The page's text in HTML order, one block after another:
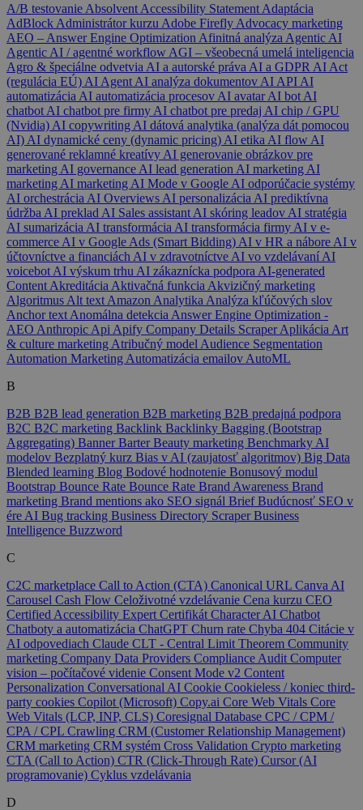
A/B testovanie Absolvent Accessibility Statement Adaptácia
AdBlock Administrátor kurzu Adobe Firefly Advocacy marketing
AEO – Answer Engine Optimization Afinitná analýza Agentic AI
Agentic AI / agentné workflow AGI – všeobecná umelá inteligencia
Agro & špeciálne odvetvia AI a autorské práva AI a GDPR AI Act
(regulácia EÚ) AI Agent AI analýza dokumentov AI API AI
automatizácia AI automatizácia procesov AI avatarAI bot AI
chatbot AI chatbot pre firmy AI chatbot pre predaj AI chip / GPU
(Nvidia) AI copywriting AI dátová analytika (analýza dát pomocou
AI) AI dynamické ceny (dynamic pricing) AI etika AI flow AI
generované reklamné kreatívy AI generovanie obrázkov pre
marketing AI governance AI lead generation AI marketing AI
marketing AI marketing AI Mode v Google AI odporúčacie systémy
AI orchestrácia AI Overviews AI personalizácia AI prediktívna
údržba AI preklad AI Sales assistant AI skóring leadov AI stratégia
AI sumarizácia AI transformácia AI transformácia firmy AI v e-
commerce AI v Google Ads (Smart Bidding) AI v HR a nábore AI v
účtovníctve a financiách AI v zdravotníctve AI vo vzdelávaní AI
voicebot AI výskum trhu AI zákaznícka podpora AI-generated
Content Akreditácia Aktivačná funkcia Akvizičný marketing
Algoritmus Alt text Amazon Analytika Analýza kľúčových slov
Anchor text Anomálna detekcia Answer Engine Optimization -
AEO Anthropic Api Apify Company Details ScraperAplikácia Art
& culture marketing Atribučný model Audience Segmentation
Automation Marketing Automatizácia emailov AutoML
B
B2B B2B lead generation B2B marketing B2B predajná podpora
B2C B2C marketing Backlink Backlinky Bagging (Bootstrap
Aggregating) BannerBarterBeauty marketing Benchmarky AI
modelov Bezplatný kurz Bias v AI (zaujatosť algoritmov) Big Data
Blended learning Blog Bodové hodnotenie Bonusový modul
Bootstrap Bounce Rate Bounce Rate Brand Awareness Brand
marketing Brand mentions ako SEO signál BriefBudúcnosť SEO v
ére AI Bug tracking Business Directory ScraperBusiness
Intelligence Buzzword
C
C2C marketplace Call to Action (CTA) Canonical URL Canva AI
Carousel Cash Flow Celoživotné vzdelávanie Cena kurzu CEO
Certified Accessibility Expert Certifikát Character AI Chatbot
Chatboty a automatizácia ChatGPT Churn rate Chyba 404 Citácie v
AI odpovediach Claude CLT - Central Limit Theorem Community
marketing Company Data Providers Compliance Audit Computer
vision – počítačové videnie Consent Mode v2 Content
Personalization Conversational AI Cookie Cookieless / koniec third-
party cookies Copilot (Microsoft) Copy.ai Core Web Vitals Core
Web Vitals (LCP, INP, CLS) Coresignal Database CPC / CPM /
CPA / CPL Crawling CRM (Customer Relationship Management)
CRM marketing CRM systém Cross Validation Crypto marketing
CTA (Call to Action) CTR (Click-Through Rate) Cursor (AI
programovanie) Cyklus vzdelávania
D